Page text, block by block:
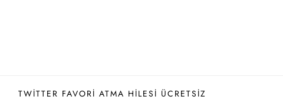
TWITTER FAVORI ATMA HILESI ÜCRETSIZ